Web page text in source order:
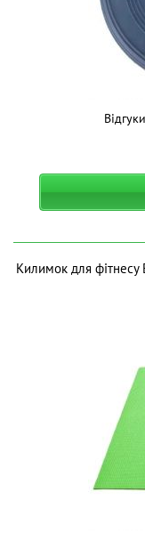
Відгуки
Килимок для